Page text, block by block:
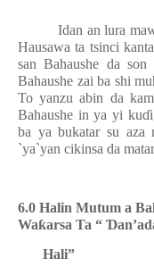
Idan an lura
Hausawa ta tsinci
san Bahaushe da son
Bahaushe zai ba shi
To yanzu abin da
Bahaushe in ya yi kuɗ
ba ya bukatar su aza
`ya`yan cikinsa da
6.0 Halin Mutum a
Waƙarsa Ta “ Ɗ
Hali”